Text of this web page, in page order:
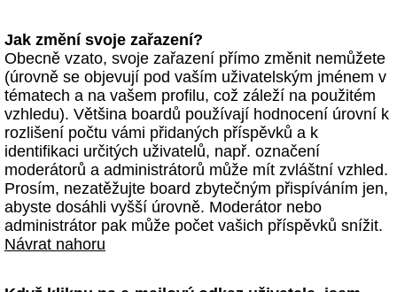
Jak změní svoje zařazení?
Obecně vzato, svoje zařazení přímo změnit nemůžete
(úrovně se objevují pod vaším uživatelským jménem v
tématech a na vašem profilu, což záleží na použitém
vzhledu). Většina boardů používají hodnocení úrovní k
rozlišení počtu vámi přidaných příspěvků a k
identifikaci určitých uživatelů, např. označení
moderátorů a administrátorů může mít zvláštní vzhled.
Prosím, nezatěžujte board zbytečným přispíváním jen,
abyste dosáhli vyšší úrovně. Moderátor nebo
administrátor pak může počet vašich příspěvků snížit.
Návrat nahoru